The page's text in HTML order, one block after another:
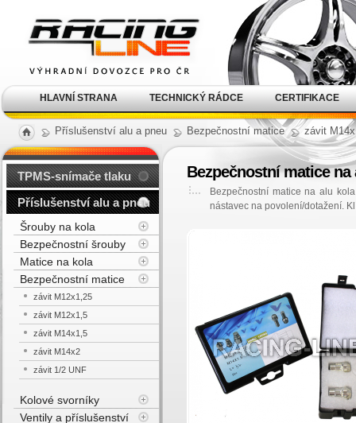
Příslušenství alu a pneu Bezpečnostní matice závit
Bezpečnostní matice na
Bezpečnostní matice na alu
nástavec na povolení/dotažení.
TPMS-snímače tlaku
Příslušenství alu a pneu
Šrouby na kola
Bezpečnostní šrouby
Matice na kola
Bezpečnostní matice
závit M12x1,25
závit M12x1,5
závit M14x1,5
závit M14x2
závit 1/2 UNF
Kolové svorníky
Ventily a příslušenství
kola Racing Line
HLAVNÍ STRANA TECHNICKÝ RÁDCE CERTIFIKACE